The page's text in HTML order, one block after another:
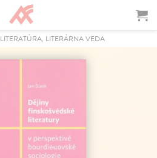
LITERATÚRA, LITERÁRNA VEDA